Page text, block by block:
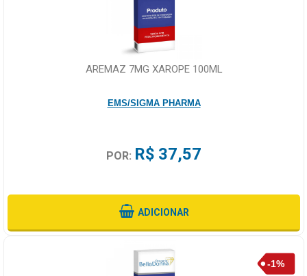
AREMAZ 7MG XAROPE 100ML
EMS/SIGMA PHARMA
POR: R$ 37,57
ADICIONAR